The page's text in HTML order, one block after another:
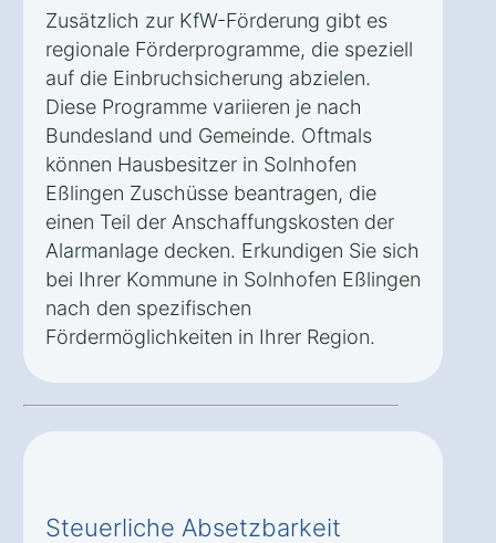
Zusätzlich zur KfW-Förderung gibt es
regionale Förderprogramme, die speziell
auf die Einbruchsicherung abzielen.
Diese Programme variieren je nach
Bundesland und Gemeinde. Oftmals
können Hausbesitzer in Solnhofen
Eßlingen Zuschüsse beantragen, die
einen Teil der Anschaffungskosten der
Alarmanlage decken. Erkundigen Sie sich
bei Ihrer Kommune in Solnhofen Eßlingen
nach den spezifischen
Fördermöglichkeiten in Ihrer Region.
Steuerliche Absetzbarkeit